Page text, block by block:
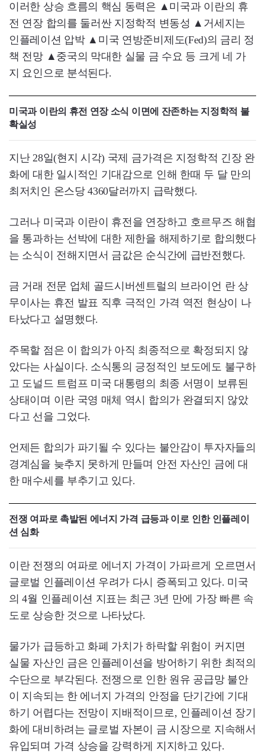
이러한 상승 흐름의 핵심 동력은 ▲미국과 이란의 휴
전 연장 합의를 둘러싼 지정학적 변동성 ▲거세지는
인플레이션 압박 ▲미국 연방준비제도(Fed)의 금리 정
책 전망 ▲중국의 막대한 실물 금 수요 등 크게 네 가
지 요인으로 분석된다.
미국과 이란의 휴전 연장 소식 이면에 잔존하는 지정학적 불
확실성
지난 28일(현지 시각) 국제 금가격은 지정학적 긴장 완
화에 대한 일시적인 기대감으로 인해 한때 두 달 만의
최저치인 온스당 4360달러까지 급락했다.
그러나 미국과 이란이 휴전을 연장하고 호르무즈 해협
을 통과하는 선박에 대한 제한을 해제하기로 합의했다
는 소식이 전해지면서 금값은 순식간에 급반전했다.
금 거래 전문 업체 골드시버센트럴의 브라이언 란 상
무이사는 휴전 발표 직후 극적인 가격 역전 현상이 나
타났다고 설명했다.
주목할 점은 이 합의가 아직 최종적으로 확정되지 않
았다는 사실이다. 소식통의 긍정적인 보도에도 불구하
고 도널드 트럼프 미국 대통령의 최종 서명이 보류된
상태이며 이란 국영 매체 역시 합의가 완결되지 않았
다고 선을 그었다.
언제든 합의가 파기될 수 있다는 불안감이 투자자들의
경계심을 늦추지 못하게 만들며 안전 자산인 금에 대
한 매수세를 부추기고 있다.
전쟁 여파로 촉발된 에너지 가격 급등과 이로 인한 인플레이
션 심화
이란 전쟁의 여파로 에너지 가격이 가파르게 오르면서
글로벌 인플레이션 우려가 다시 증폭되고 있다. 미국
의 4월 인플레이션 지표는 최근 3년 만에 가장 빠른 속
도로 상승한 것으로 나타났다.
물가가 급등하고 화폐 가치가 하락할 위험이 커지면
실물 자산인 금은 인플레이션을 방어하기 위한 최적의
수단으로 부각된다. 전쟁으로 인한 원유 공급망 불안
이 지속되는 한 에너지 가격의 안정을 단기간에 기대
하기 어렵다는 전망이 지배적이므로, 인플레이션 장기
화에 대비하려는 글로벌 자본이 금 시장으로 지속해서
유입되며 가격 상승을 강력하게 지지하고 있다.